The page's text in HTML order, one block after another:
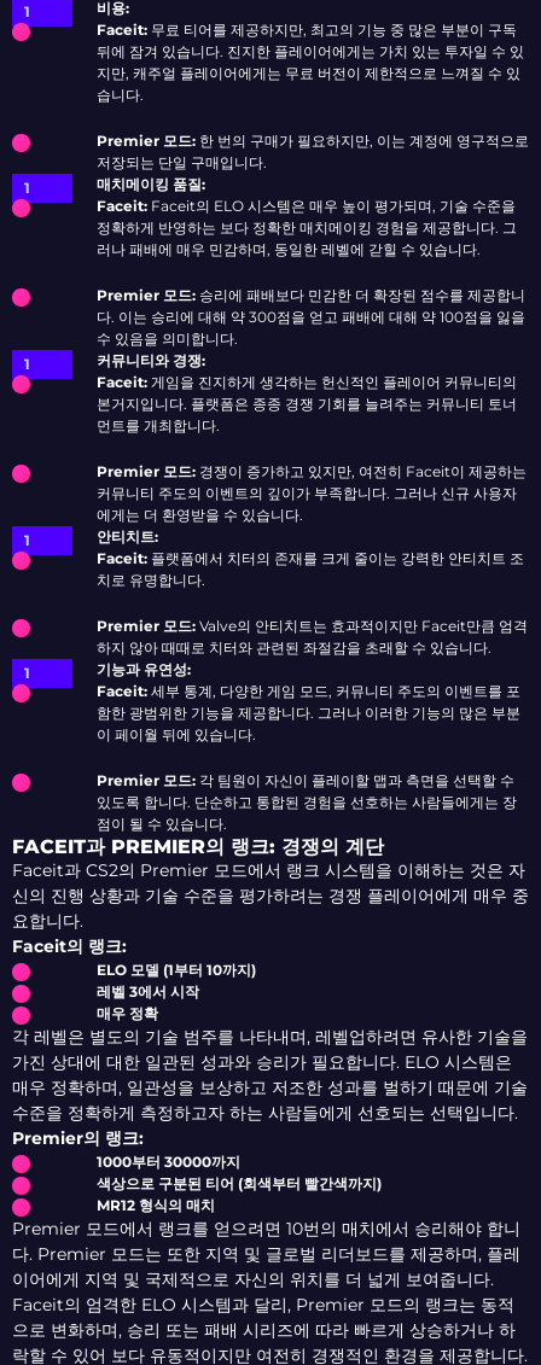
비용:
Faceit: 무료 티어를 제공하지만, 최고의 기능 중 많은 부분이 구독
뒤에 잠겨 있습니다. 진지한 플레이어에게는 가치 있는 투자일 수 있
지만, 캐주얼 플레이어에게는 무료 버전이 제한적으로 느껴질 수 있
습니다.
Premier 모드: 한 번의 구매가 필요하지만, 이는 계정에 영구적으로
저장되는 단일 구매입니다.
매치메이킹 품질:
Faceit: Faceit의 ELO 시스템은 매우 높이 평가되며, 기술 수준을
정확하게 반영하는 보다 정확한 매치메이킹 경험을 제공합니다. 그
러나 패배에 매우 민감하며, 동일한 레벨에 갇힐 수 있습니다.
Premier 모드: 승리에 패배보다 민감한 더 확장된 점수를 제공합니
다. 이는 승리에 대해 약 300점을 얻고 패배에 대해 약 100점을 잃을
수 있음을 의미합니다.
커뮤니티와 경쟁:
Faceit: 게임을 진지하게 생각하는 헌신적인 플레이어 커뮤니티의
본거지입니다. 플랫폼은 종종 경쟁 기회를 늘려주는 커뮤니티 토너
먼트를 개최합니다.
Premier 모드: 경쟁이 증가하고 있지만, 여전히 Faceit이 제공하는
커뮤니티 주도의 이벤트의 깊이가 부족합니다. 그러나 신규 사용자
에게는 더 환영받을 수 있습니다.
안티치트:
Faceit: 플랫폼에서 치터의 존재를 크게 줄이는 강력한 안티치트 조
치로 유명합니다.
Premier 모드: Valve의 안티치트는 효과적이지만 Faceit만큼 엄격
하지 않아 때때로 치터와 관련된 좌절감을 초래할 수 있습니다.
기능과 유연성:
Faceit: 세부 통계, 다양한 게임 모드, 커뮤니티 주도의 이벤트를 포
함한 광범위한 기능을 제공합니다. 그러나 이러한 기능의 많은 부분
이 페이월 뒤에 있습니다.
Premier 모드: 각 팀원이 자신이 플레이할 맵과 측면을 선택할 수
있도록 합니다. 단순하고 통합된 경험을 선호하는 사람들에게는 장
점이 될 수 있습니다.
FACEIT과 PREMIER의 랭크: 경쟁의 계단
Faceit과 CS2의 Premier 모드에서 랭크 시스템을 이해하는 것은 자
신의 진행 상황과 기술 수준을 평가하려는 경쟁 플레이어에게 매우 중
요합니다.
Faceit의 랭크:
ELO 모델 (1부터 10까지)
레벨 3에서 시작
매우 정확
각 레벨은 별도의 기술 범주를 나타내며, 레벨업하려면 유사한 기술을
가진 상대에 대한 일관된 성과와 승리가 필요합니다. ELO 시스템은
매우 정확하며, 일관성을 보상하고 저조한 성과를 벌하기 때문에 기술
수준을 정확하게 측정하고자 하는 사람들에게 선호되는 선택입니다.
Premier의 랭크:
1000부터 30000까지
색상으로 구분된 티어 (회색부터 빨간색까지)
MR12 형식의 매치
Premier 모드에서 랭크를 얻으려면 10번의 매치에서 승리해야 합니
다. Premier 모드는 또한 지역 및 글로벌 리더보드를 제공하며, 플레
이어에게 지역 및 국제적으로 자신의 위치를 더 넓게 보여줍니다.
Faceit의 엄격한 ELO 시스템과 달리, Premier 모드의 랭크는 동적
으로 변화하며, 승리 또는 패배 시리즈에 따라 빠르게 상승하거나 하
락할 수 있어 보다 유동적이지만 여전히 경쟁적인 환경을 제공합니다.